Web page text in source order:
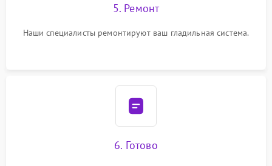
5. Ремонт
Наши специалисты ремонтируют ваш гладильная система.
6. Готово